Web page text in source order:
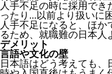
人手不足の時に採用で
ったり...以前より扱いに
人手不足になると、ほ
るため、就職難の日本人
デメリット
言語や文化の壁
日本語はどう考えても